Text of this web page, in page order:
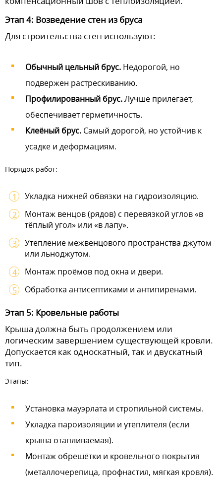
Этап 4: Возведение стен из бруса
Для строительства стен используют:
Обычный цельный брус. Недорогой, но
подвержен растрескиванию.
Профилированный брус.Лучше прилегает,
обеспечивает герметичность.
Клеёный брус. Самый дорогой, но устойчив к
усадке и деформациям.
Порядок работ:
Укладка нижней обвязки на гидроизоляцию.
Монтаж венцов (рядов) с перевязкой углов «в
тёплый угол» или «в лапу».
Утепление межвенцового пространства джутом
или льноджутом.
Монтаж проёмов под окна и двери.
Обработка антисептиками и антипиренами.
Этап 5: Кровельные работы
Крыша должна быть продолжением или
логическим завершением существующей кровли.
Допускается как односкатный, так и двускатный
тип.
Этапы:
Установка мауэрлата и стропильной системы.
Укладка пароизоляции и утеплителя (если
крыша отапливаемая).
Монтаж обрешётки и кровельного покрытия
(металлочерепица, профнастил, мягкая кровля).